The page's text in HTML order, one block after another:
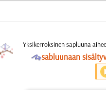
a Yksikerroksinen sapluuna
Osabluunaan